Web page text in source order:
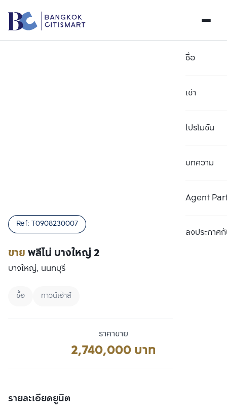
ซื้อ
เช่า
โปรโมชัน
บทความ
Agent
ลงประกาศกั
ขายพลีโน่ บางใหญ่ 2
Ref: T0908230007
บางใหญ่, นนทบุรี
ซื้อ ทาวน์เฮ้าส์
ราคาขาย
2,740,000 บาท
รายละเอียดยูนิต
เปรียบเทียบ